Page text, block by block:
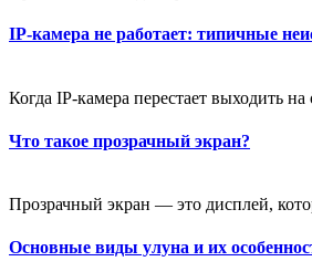
IP-камера не работает: типичные
Когда IP-камера перестает выходить на
Что такое прозрачный экран?
Прозрачный экран — это дисплей,
Основные виды улуна и их